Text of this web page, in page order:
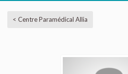
< Centre Paramédical Allia